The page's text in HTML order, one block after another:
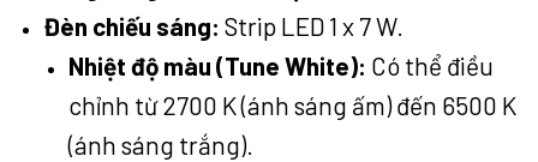
Đèn chiếu sáng: Strip LED 1 x 7 W.
Nhiệt độ màu (Tune White): Có thể điều
chỉnh từ 2700 K (ánh sáng ấm) đến 6500 K
(ánh sáng trắng).